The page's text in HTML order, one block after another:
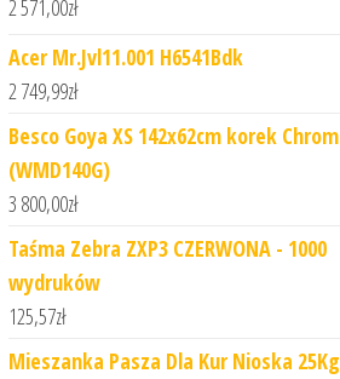
2 571,00zł
Acer Mr.Jvl11.001 H6541Bdk
2 749,99zł
Besco Goya XS 142x62cm korek Chrom
(WMD140G)
3 800,00zł
Taśma Zebra ZXP3 CZERWONA - 1000
wydruków
125,57zł
Mieszanka Pasza Dla Kur Nioska 25Kg